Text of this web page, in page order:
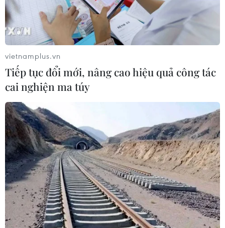
Cách các sân bay Mỹ rút ngắn thời
gian làm thủ tục
05/08/2026 07:17
Trung Quốc: Cảnh sát Hong Kong,
Macau triệt phá vụ lừa đảo đầu tư
Fun Coffee
05/08/2026 06:41
Afghanistan đối mặt khủng hoảng
lương thực nghiêm trọng do thiếu
hụt viện trợ
05/08/2026 06:41
vietnamplus.vn
Tiếp tục đổi mới, nâng cao hiệu quả công tác
cai nghiện ma túy